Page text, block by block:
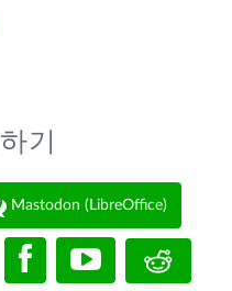
기
Mastodon (LibreOffice)